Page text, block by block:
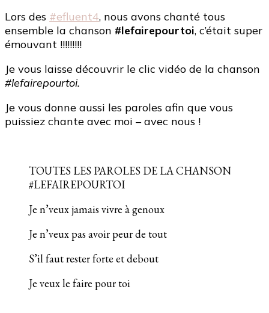
Lors des #efluent4, nous avons chanté tous
ensemble la chanson #lefairepourtoi, c’était super
émouvant !!!!!!!!!
Je vous laisse découvrir le clic vidéo de la chanson
#lefairepourtoi.
Je vous donne aussi les paroles afin que vous
puissiez chante avec moi – avec nous !
TOUTES LES PAROLES DE LA CHANSON
#LEFAIREPOURTOI
Je n’veux jamais vivre à genoux
Je n’veux pas avoir peur de tout
S’il faut rester forte et debout
Je veux le faire pour toi